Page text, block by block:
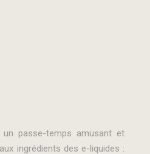
passe-temps amusant et
ingrédients des e-liquides :